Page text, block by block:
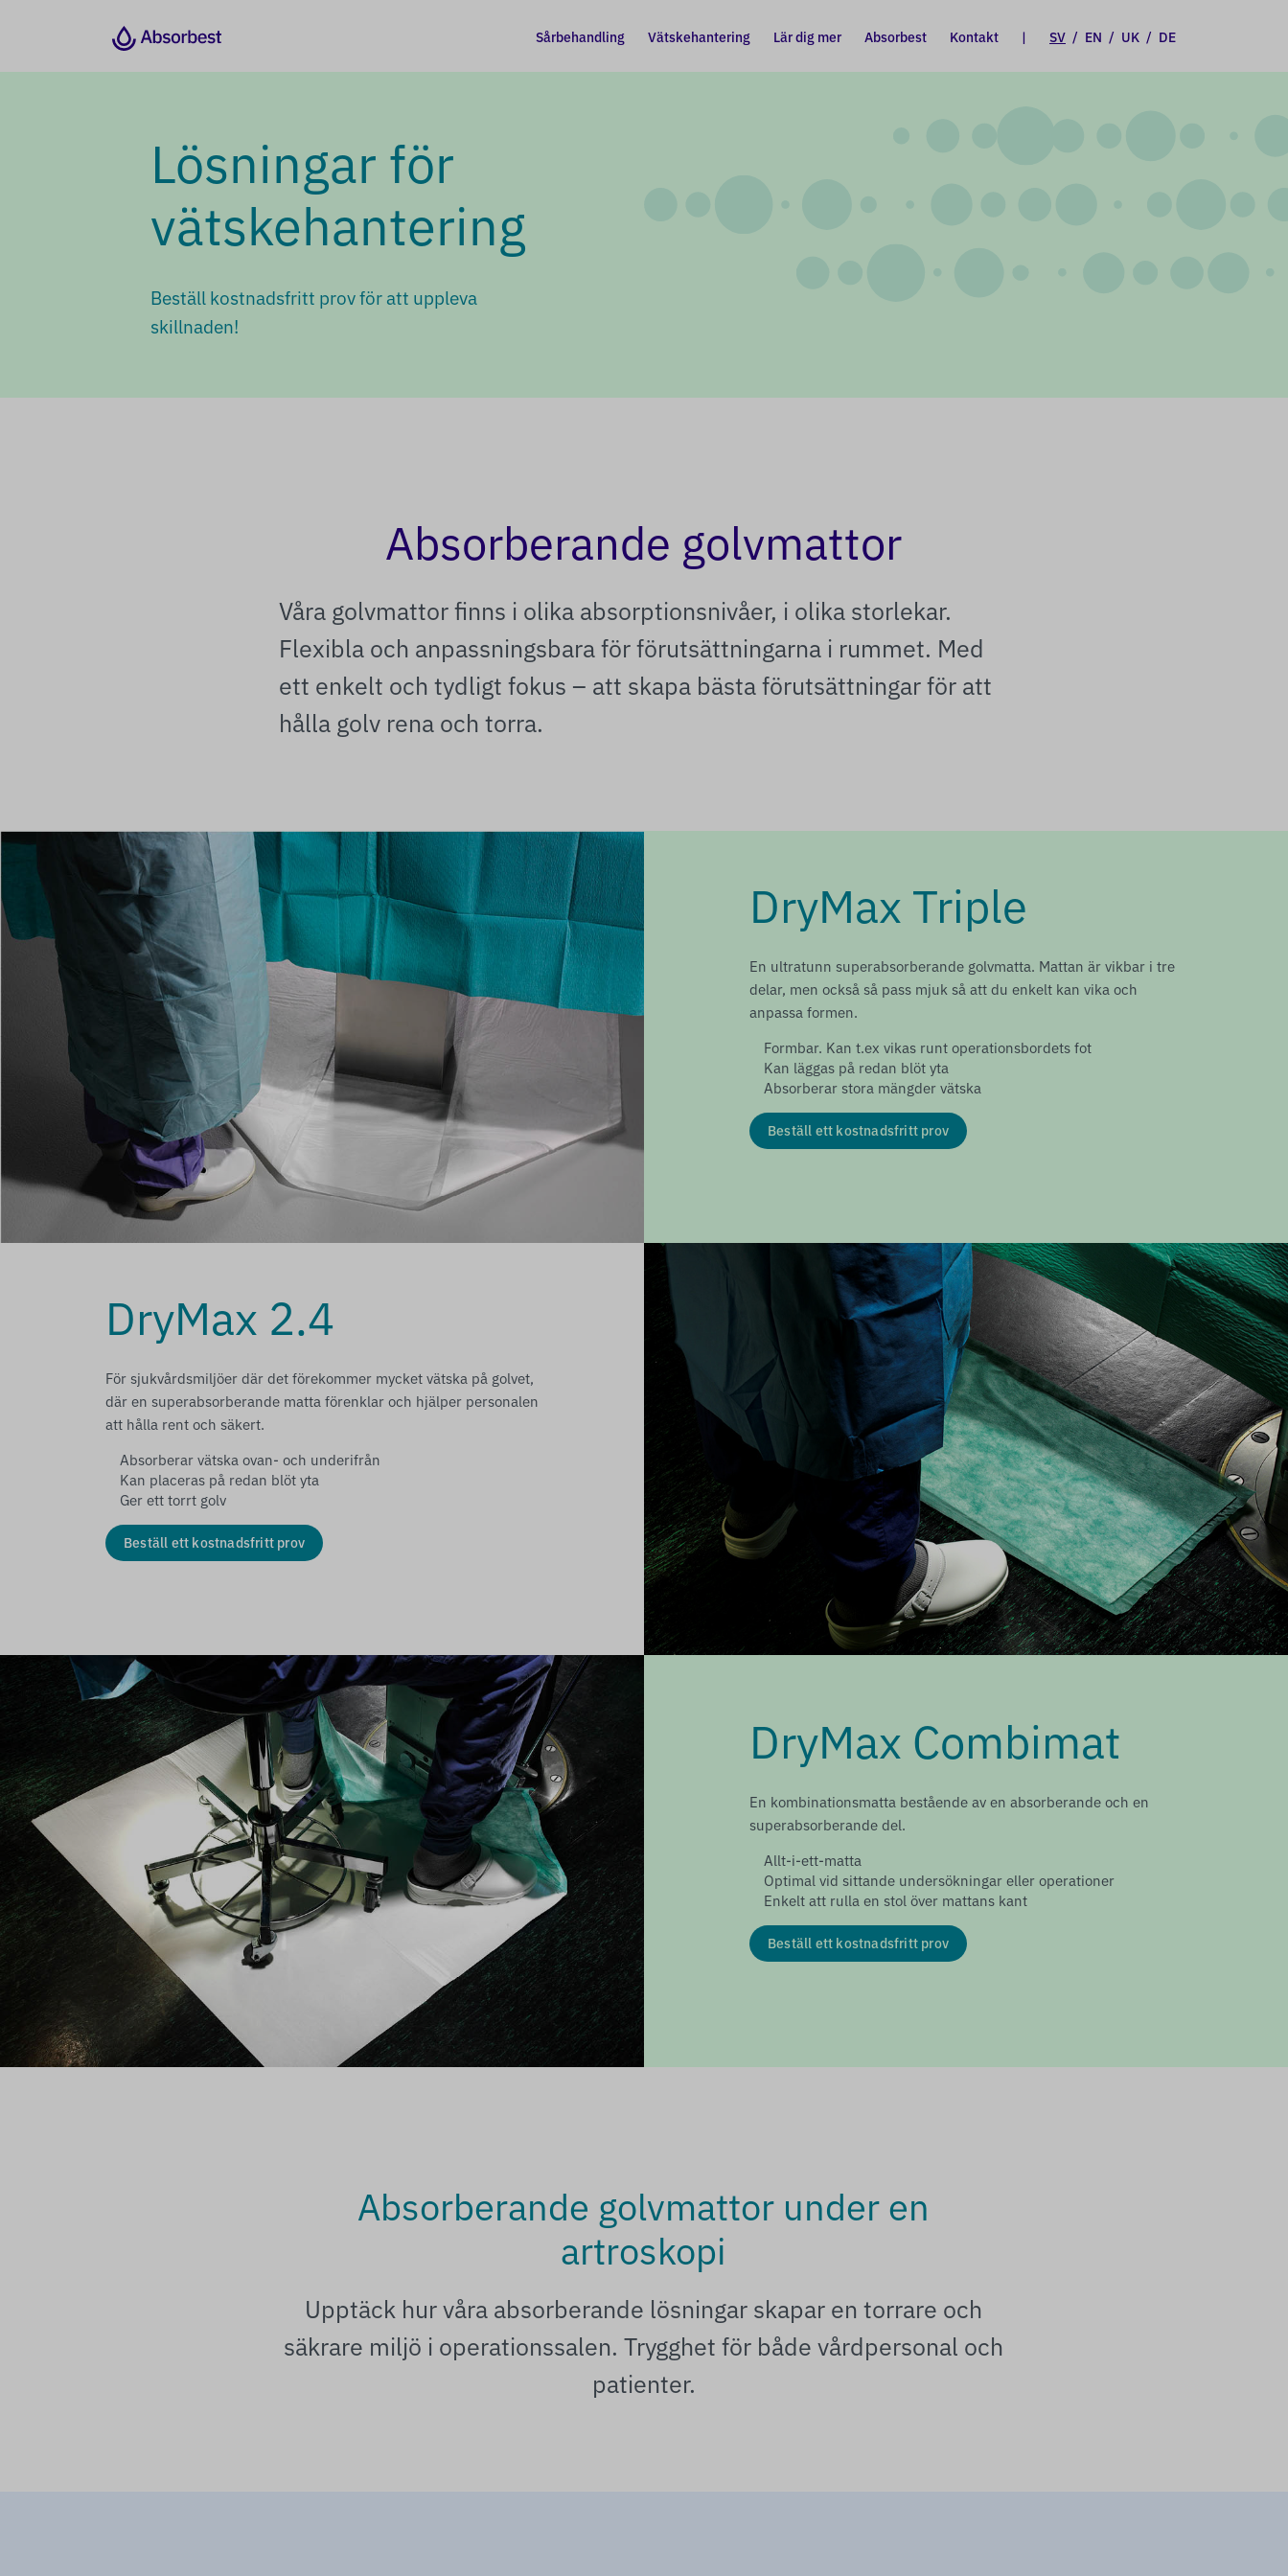
Sårbehandling Vätskehantering Lär dig mer Absorbest Kontakt | SV / EN / UK / DE
Lösningar för
vätskehantering
Beställ kostnadsfritt prov för att uppleva
skillnaden!
Absorberande golvmattor
Våra golvmattor finns i olika absorptionsnivåer, i olika storlekar.
Flexibla och anpassningsbara för förutsättningarna i rummet. Med
ett enkelt och tydligt fokus – att skapa bästa förutsättningar för att
hålla golv rena och torra.
DryMax Triple
En ultratunn superabsorberande golvmatta. Mattan är vikbar i tre
delar, men också så pass mjuk så att du enkelt kan vika och
anpassa formen.
Formbar. Kan t.ex vikas runt operationsbordets fot
Kan läggas på redan blöt yta
Absorberar stora mängder vätska
Beställ ett kostnadsfritt prov
DryMax 2.4
För sjukvårdsmiljöer där det förekommer mycket vätska på golvet,
där en superabsorberande matta förenklar och hjälper personalen
att hålla rent och säkert.
Absorberar vätska ovan- och underifrån
Kan placeras på redan blöt yta
Ger ett torrt golv
Beställ ett kostnadsfritt prov
DryMax Combimat
En kombinationsmatta bestående av en absorberande och en
superabsorberande del.
Allt-i-ett-matta
Optimal vid sittande undersökningar eller operationer
Enkelt att rulla en stol över mattans kant
Beställ ett kostnadsfritt prov
Absorberande golvmattor under en
artroskopi
Upptäck hur våra absorberande lösningar skapar en torrare och
säkrare miljö i operationssalen. Trygghet för både vårdpersonal och
patienter.